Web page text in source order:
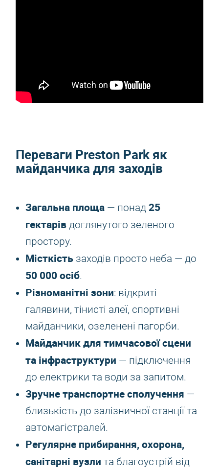
Переваги Preston Park як
майданчика для заходів
Загальна площа — понад 25
гектарів доглянутого зеленого
простору.
Місткість заходів просто неба — до
50 000 осіб.
Різноманітні зони: відкриті
галявини, тінисті алеї, спортивні
майданчики, озеленені пагорби.
Майданчик для тимчасової сцени
та інфраструктури — підключення
до електрики та води за запитом.
Зручне транспортне сполучення —
близькість до залізничної станції та
автомагістралей.
Регулярне прибирання, охорона,
санітарні вузли та благоустрій від